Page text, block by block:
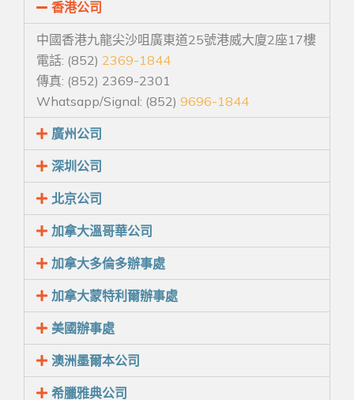
香港公司
中國香港九龍尖沙咀廣東道25號港威大廈2座17樓
電話: (852) 2369-1844
傳真: (852) 2369-2301
Whatsapp/Signal: (852) 9696-1844
廣州公司
深圳公司
北京公司
加拿大溫哥華公司
加拿大多倫多辦事處
加拿大蒙特利爾辦事處
美國辦事處
澳洲墨爾本公司
希臘雅典公司